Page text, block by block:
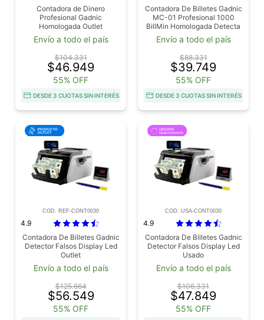
Contadora de Dinero
Profesional Gadnic
Homologada Outlet
Envío a todo el país
$104.331
$46.949
55% OFF
DESDE 3 CUOTAS SIN INTERÉS
Contadora De Billetes Gadnic
MC-01 Profesional 1000
BillMin Homologada Detecta
Falsos Usado
Envío a todo el país
$88.331
$39.749
55% OFF
DESDE 3 CUOTAS SIN INTERÉS
COD. REF-CONT0030
4.9
Contadora De Billetes Gadnic
Detector Falsos Display Led
Outlet
Envío a todo el país
$125.664
$56.549
55% OFF
COD. USA-CONT0030
4.9
Contadora De Billetes Gadnic
Detector Falsos Display Led
Usado
Envío a todo el país
$106.331
$47.849
55% OFF